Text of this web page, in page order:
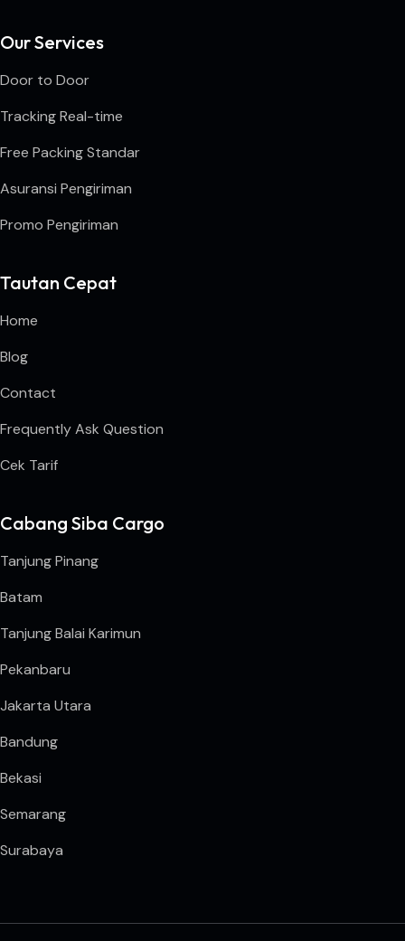
Our Services
Door to Door
Tracking Real-time
Free Packing Standar
Asuransi Pengiriman
Promo Pengiriman
Tautan Cepat
Home
Blog
Contact
Frequently Ask Question
Cek Tarif
Cabang Siba Cargo
Tanjung Pinang
Batam
Tanjung Balai Karimun
Pekanbaru
Jakarta Utara
Bandung
Bekasi
Semarang
Surabaya